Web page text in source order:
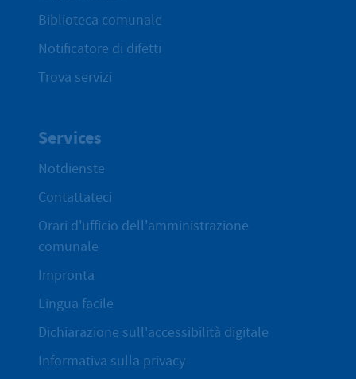
Biblioteca comunale
Notificatore di difetti
Trova servizi
Services
Notdienste
Contattateci
Orari d'ufficio dell'amministrazione
comunale
Impronta
Lingua facile
Dichiarazione sull'accessibilità digitale
Informativa sulla privacy